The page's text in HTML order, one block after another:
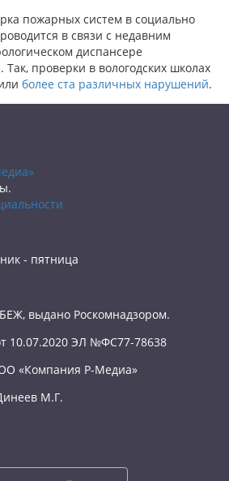
пожарных систем в социально
в связи с недавним
диспансере
Так, проверки в вологодских школах
более ста различных нарушений.
- пятница
выдано Роскомнадзором.
10.07.2020 ЭЛ №ФС77-78638
«Компания Р-Медиа»
М.Г.